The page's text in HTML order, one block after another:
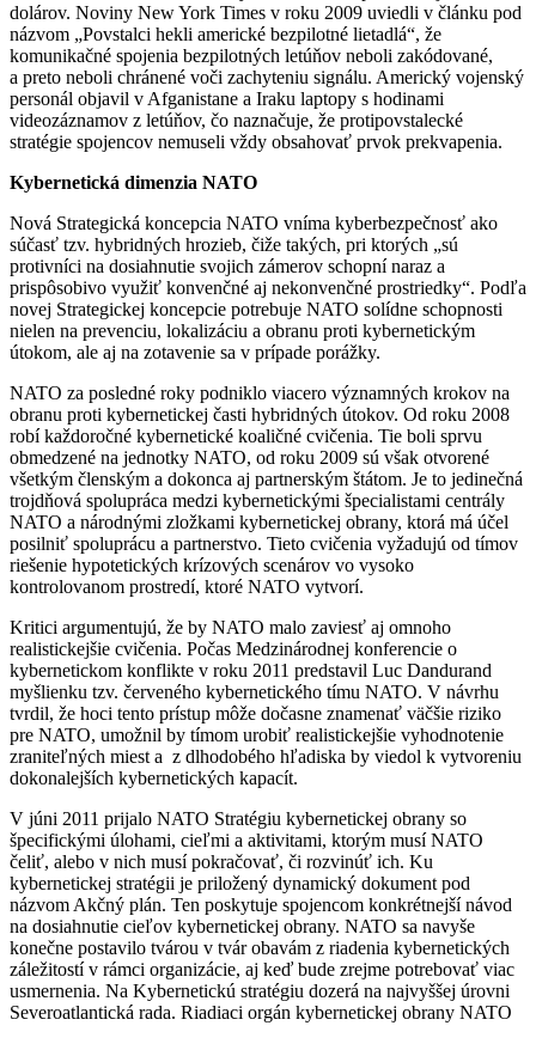
dolárov. Noviny New York Times v roku 2009 uviedli v článku pod
názvom „Povstalci hekli americké bezpilotné lietadlá“, že
komunikačné spojenia bezpilotných letúňov neboli zakódované,
a preto neboli chránené voči zachyteniu signálu. Americký vojenský
personál objavil v Afganistane a Iraku laptopy s hodinami
videozáznamov z letúňov, čo naznačuje, že protipovstalecké
stratégie spojencov nemuseli vždy obsahovať prvok prekvapenia.
Kybernetická dimenzia NATO
Nová Strategická koncepcia NATO vníma kyberbezpečnosť ako
súčasť tzv. hybridných hrozieb, čiže takých, pri ktorých „sú
protivníci na dosiahnutie svojich zámerov schopní naraz a
prispôsobivo využiť konvenčné aj nekonvenčné prostriedky“. Podľa
novej Strategickej koncepcie potrebuje NATO solídne schopnosti
nielen na prevenciu, lokalizáciu a obranu proti kybernetickým
útokom, ale aj na zotavenie sa v prípade porážky.
NATO za posledné roky podniklo viacero významných krokov na
obranu proti kybernetickej časti hybridných útokov. Od roku 2008
robí každoročné kybernetické koaličné cvičenia. Tie boli sprvu
obmedzené na jednotky NATO, od roku 2009 sú však otvorené
všetkým členským a dokonca aj partnerským štátom. Je to jedinečná
trojdňová spolupráca medzi kybernetickými špecialistami centrály
NATO a národnými zložkami kybernetickej obrany, ktorá má účel
posilniť spoluprácu a partnerstvo. Tieto cvičenia vyžadujú od tímov
riešenie hypotetických krízových scenárov vo vysoko
kontrolovanom prostredí, ktoré NATO vytvorí.
Kritici argumentujú, že by NATO malo zaviesť aj omnoho
realistickejšie cvičenia. Počas Medzinárodnej konferencie o
kybernetickom konflikte v roku 2011 predstavil Luc Dandurand
myšlienku tzv. červeného kybernetického tímu NATO. V návrhu
tvrdil, že hoci tento prístup môže dočasne znamenať väčšie riziko
pre NATO, umožnil by tímom urobiť realistickejšie vyhodnotenie
zraniteľných miest a z dlhodobého hľadiska by viedol k vytvoreniu
dokonalejších kybernetických kapacít.
V júni 2011 prijalo NATO Stratégiu kybernetickej obrany so
špecifickými úlohami, cieľmi a aktivitami, ktorým musí NATO
čeliť, alebo v nich musí pokračovať, či rozvinúť ich. Ku
kybernetickej stratégii je priložený dynamický dokument pod
názvom Akčný plán. Ten poskytuje spojencom konkrétnejší návod
na dosiahnutie cieľov kybernetickej obrany. NATO sa navyše
konečne postavilo tvárou v tvár obavám z riadenia kybernetických
záležitostí v rámci organizácie, aj keď bude zrejme potrebovať viac
usmernenia. Na Kybernetickú stratégiu dozerá na najvyššej úrovni
Severoatlantická rada. Riadiaci orgán kybernetickej obrany NATO